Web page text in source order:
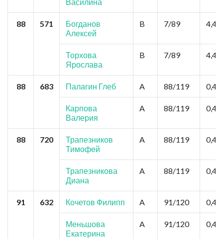
88 571
Богданов
Алексей
B 7/89 4,4
Торхова
Ярослава
B 7/89 4,4
88 683 Палагин Глеб A 88/119 0,44
Карпова
Валерия
A 88/119 0,44
88 720
Трапезников
Тимофей
A 88/119 0,44
Трапезникова
Диана
A 88/119 0,44
91 632 Кочетов Филипп A 91/120 0,44
Меньшова
Екатерина
A 91/120 0,44